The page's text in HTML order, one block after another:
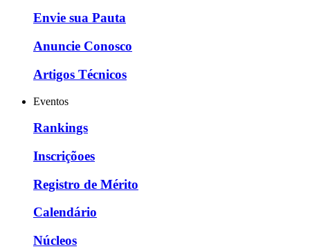
Envie sua Pauta
Anuncie Conosco
Artigos Técnicos
Eventos
Rankings
Inscriçõoes
Registro de Mérito
Calendário
Núcleos